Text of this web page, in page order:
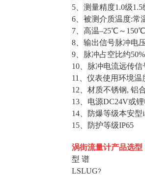
5、测量精度1.0级1.5
6、被测介质温度:
7、高温–25℃～
8、输出信号脉冲电
9、脉冲占空比约
10、脉冲电流远传信
11、仪表使用环境
12、材质不锈钢, 铝
13、电源DC24V或
14、防爆等级本安型
15、防护等级IP65
涡街流量计产品选型
型 谱
LSLUG?